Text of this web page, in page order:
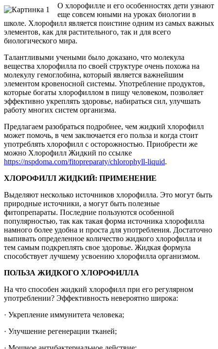
О хлорофилле и его особенностях дети узнают
еще совсем юными на уроках биологии в
школе. Хлорофилл является поистине одним из самых важных
элементов, как для растительного, так и для всего
биологического мира.
Талантливыми учеными было доказано, что молекула
вещества хлорофилла по своей структуре очень похожа на
молекулу гемоглобина, который является важнейшим
элементом кровеносной системы. Употребление продуктов,
которые богаты хлорофиллом в пищу человеком, позволяет
эффективно укреплять здоровье, набираться сил, улучшать
работу многих систем организма.
Предлагаем разобраться подробнее, чем жидкий хлорофилл
может помочь, в чем заключается его польза и когда стоит
употреблять хлорофилл с осторожностью. Приобрести же
можно Хлорофилл Жидкий по ссылке
https://nspdoma.com/fitopreparaty/chlorophyll-liquid.
ХЛОРОФИЛЛ ЖИДКИЙ: ПРИМЕНЕНИЕ
Выделяют несколько источников хлорофилла. Это могут быть
природные источники, а могут быть полезные
фитопрепараты. Последние пользуются особенной
популярностью, так как такая форма источника хлорофилла
намного более удобна и проста для употребления. Достаточно
выпивать определенное количество жидкого хлорофилла и
тем самым подкреплять свое здоровье. Жидкая формула
способствует лучшему усвоению хлорофилла организмом.
ПОЛЬЗА ЖИДКОГО ХЛОРОФИЛЛА
На что способен жидкий хлорофилл при его регулярном
употреблении? Эффективность невероятно широка:
· Укрепление иммунитета человека;
· Улучшение регенерации тканей;